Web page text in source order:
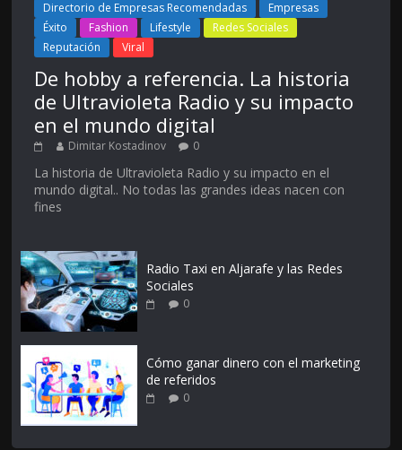
Directorio de Empresas Recomendadas
Empresas
Éxito
Fashion Lifestyle
Redes Sociales
Reputación
Viral
De hobby a referencia. La historia
de Ultravioleta Radio y su impacto
en el mundo digital
Dimitar Kostadinov 0
La historia de Ultravioleta Radio y su impacto en el
mundo digital.. No todas las grandes ideas nacen con
fines
Radio Taxi en Aljarafe y las Redes
Sociales
0
Cómo ganar dinero con el marketing
de referidos
0